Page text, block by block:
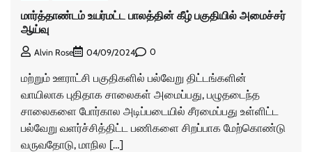
மார்த்தாண்டம் உயர்மட்ட பாலத்தின் கீழ் பகுதியில் அமைச்சர்
ஆய்வு
Alvin Rose 04/09/2024 0
மற்றும் ஊராட்சி பகுதிகளில் பல்வேறு திட்டங்களின்
வாயிலாக புதிதாக சாலைகள் அமைப்பது, பழுதடைந்த
சாலைகளை போர்கால அடிப்படையில் சீரமைப்பது உள்ளிட்ட
பல்வேறு வளர்ச்சித்திட்ட பணிகளை சிறப்பாக மேற்கொண்டு
வருவதோடு, மாநில […]